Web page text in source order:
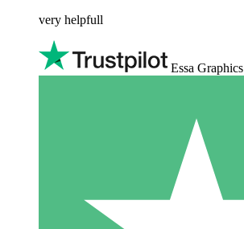
very helpfull
Essa Graphics